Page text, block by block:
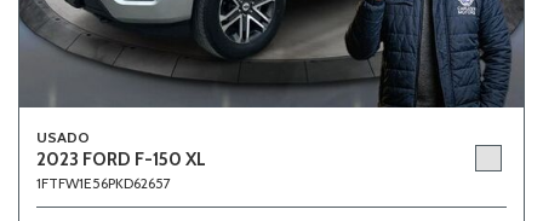
USADO
2023 FORD F-150 XL
1FTFW1E56PKD62657